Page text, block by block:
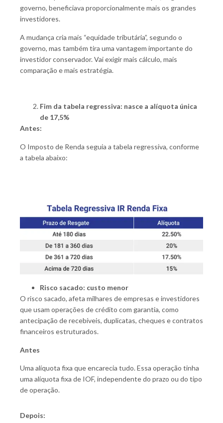
governo, beneficiava proporcionalmente mais os grandes
investidores.
A mudança cria mais “equidade tributária”, segundo o
governo, mas também tira uma vantagem importante do
investidor conservador. Vai exigir mais cálculo, mais
comparação e mais estratégia.
Fim da tabela regressiva: nasce a alíquota única
de 17,5%
Antes:
O Imposto de Renda seguia a tabela regressiva, conforme
a tabela abaixo:
Risco sacado: custo menor
O risco sacado, afeta milhares de empresas e investidores
que usam operações de crédito com garantia, como
antecipação de recebíveis, duplicatas, cheques e contratos
financeiros estruturados.
Antes
Uma alíquota fixa que encarecia tudo. Essa operação tinha
uma alíquota fixa de IOF, independente do prazo ou do tipo
de operação.
Depois: